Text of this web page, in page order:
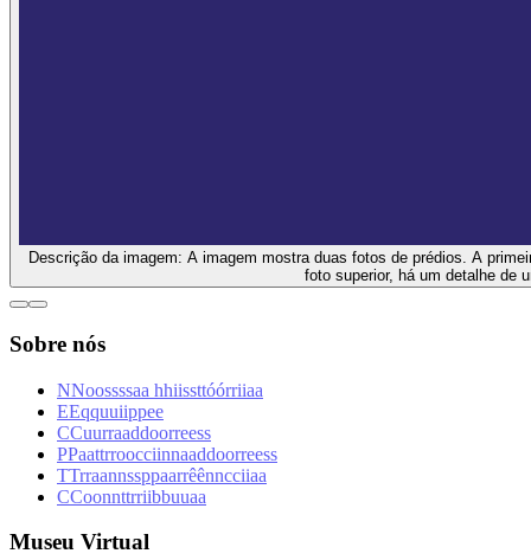
Descrição da imagem: A imagem mostra duas fotos de prédios. A
foto superior, há um detalhe de
Sobre nós
NNoossssaa hhiissttóórriiaa
EEqquuiippee
CCuurraaddoorreess
PPaattrroocciinnaaddoorreess
TTrraannssppaarrêênncciiaa
CCoonnttrriibbuuaa
Museu Virtual